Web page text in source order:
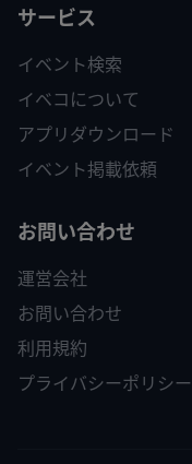
サービス
イベント検索
イベコについて
アプリダウンロード
イベント掲載依頼
お問い合わせ
運営会社
お問い合わせ
利用規約
プライバシーポリシー